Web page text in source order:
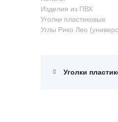
Изделия из ПВХ
Уголки пластиковые
Углы Рико Лео
Уголки